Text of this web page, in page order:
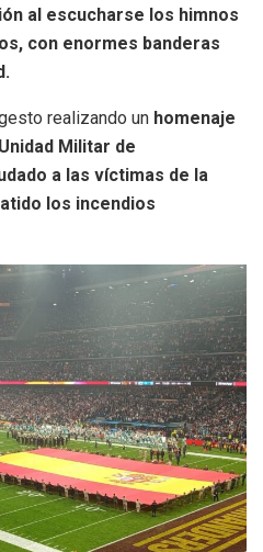
al escucharse los himnos
con enormes banderas
realizando un homenaje
Militar de
a las víctimas de la
los incendios